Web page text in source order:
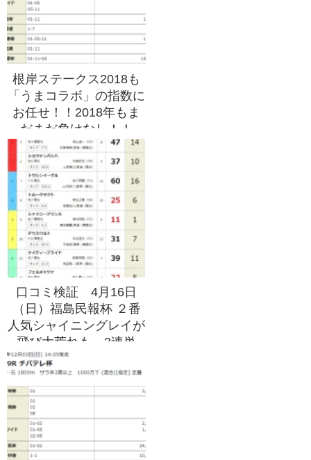
根岸ステークス2018も
「うまコラボ」の指数に
お任せ！！2018年もま
だまだ負けなし！！
口コミ検証 4月16日
（日）福島民報杯 ２番
人気シャイニングレイが
飛び大荒れも…3連単
211,040円を的中！！